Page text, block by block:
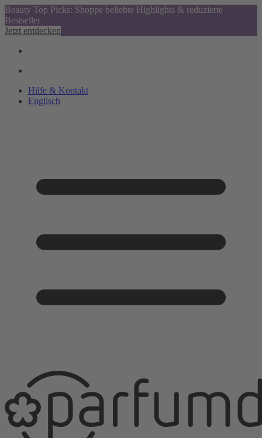
Beauty Top Picks: Shoppe beliebte Highlights & reduzierte
Bestseller
Jetzt entdecken
Hilfe & Kontakt
Englisch